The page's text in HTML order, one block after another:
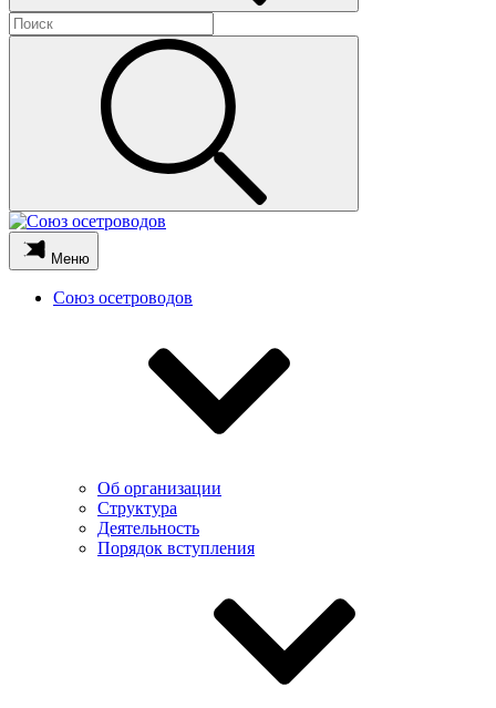
Меню
Союз осетроводов
Об организации
Структура
Деятельность
Порядок вступления